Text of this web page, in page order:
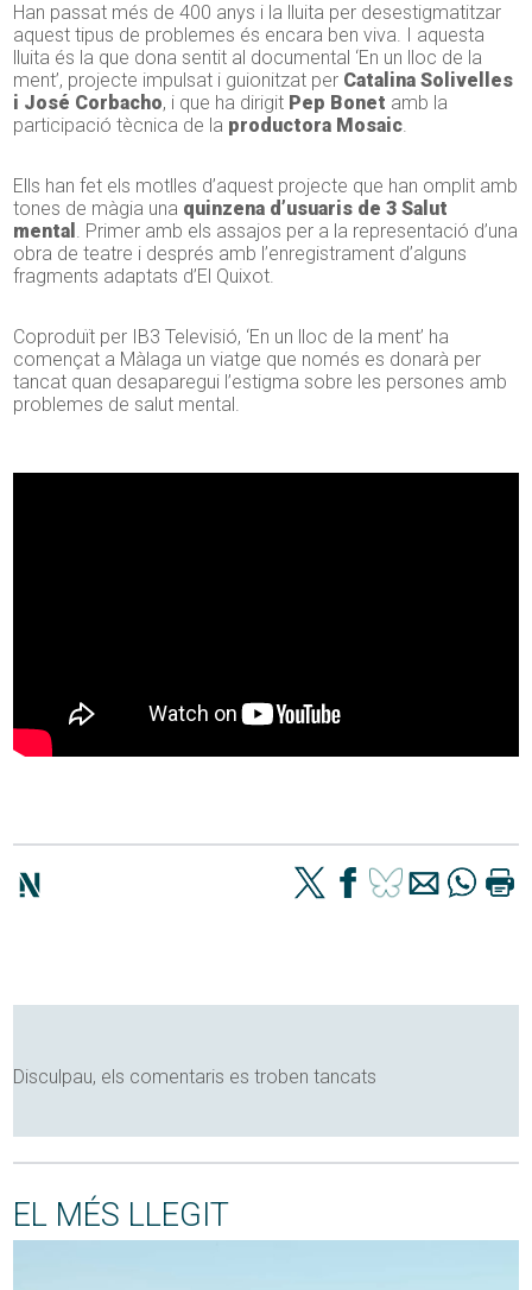
Han passat més de 400 anys i la lluita per desestigmatitzar
aquest tipus de problemes és encara ben viva. I aquesta
lluita és la que dona sentit al documental ‘En un lloc de la
ment’, projecte impulsat i guionitzat per Catalina Solivelles
i José Corbacho, i que ha dirigit Pep Bonet amb la
participació tècnica de la productora Mosaic.
Ells han fet els motlles d’aquest projecte que han omplit amb
tones de màgia una quinzena d’usuaris de 3 Salut
mental . Primer amb els assajos per a la representació d’una
obra de teatre i després amb l’enregistrament d’alguns
fragments adaptats d’El Quixot.
Coproduït per IB3 Televisió, ‘En un lloc de la ment’ ha
començat a Màlaga un viatge que només es donarà per
tancat quan desaparegui l’estigma sobre les persones amb
problemes de salut mental.
Disculpau, els comentaris es troben tancats
EL MÉS LLEGIT